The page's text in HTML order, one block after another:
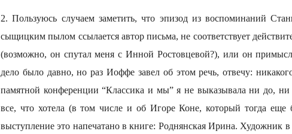
2. Пользуюсь случаем заметить, что эпизод из воспоминаний
сыщицким пылом ссылается автор письма, не соответствует
(возможно, он спутал меня с Инной Ростовцевой?), или он
дело было давно, но раз Иоффе завел об этом речь, отвечу:
памятной конференции “Классика и мы” я не выказывала ни до, ни
все, что хотела (в том числе и об Игоре Коне, который тогда еще
выступление это напечатано в книге: Роднянская Ирина.